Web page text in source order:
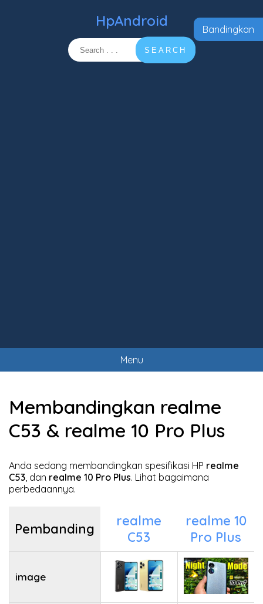
HpAndroid
SEARCH
Menu
Membandingkan realme
C53 & realme 10 Pro Plus
Anda sedang membandingkan spesifikasi HP realme
C53, dan realme 10 Pro Plus. Lihat bagaimana
perbedaannya.
Pembanding
realme
C53
realme 10
Pro Plus
image
Bandingkan